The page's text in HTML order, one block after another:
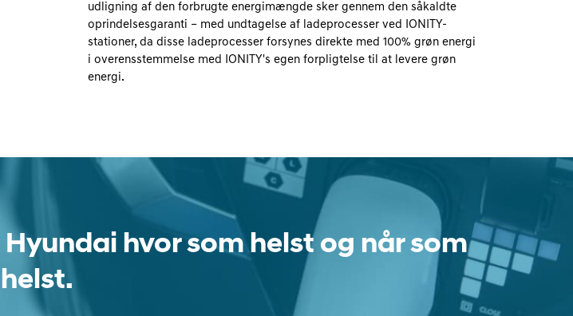
udligning af den forbrugte energimængde sker gennem den såkaldte
oprindelsesgaranti – med undtagelse af ladeprocesser ved IONITY-
stationer, da disse ladeprocesser forsynes direkte med 100% grøn energi
i overensstemmelse med IONITY's egen forpligtelse til at levere grøn
energi.
hvor som helst og når som
helst.